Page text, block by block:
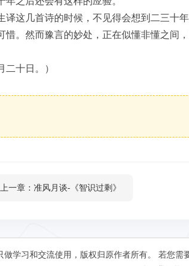
译这几首诗的时候，不见得会想到二三十
惜。然而豫言的妙处，正在似懂非懂之间
二十日。）
一章：准风月谈-《智识过剩》
学习和交流使用，版权归原作者所有。 若您